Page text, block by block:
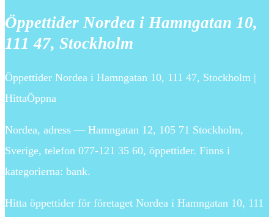
Öppettider Nordea i Hamngatan 10,
111 47, Stockholm
Öppettider Nordea i Hamngatan 10, 111 47, Stockholm |
HittaÖppna
Nordea, adress — Hamngatan 12, 105 71 Stockholm,
Sverige, telefon 077-121 35 60, öppettider. Finns i
kategorierna: bank.
Hitta öppettider för företaget Nordea i Hamngatan 10, 111